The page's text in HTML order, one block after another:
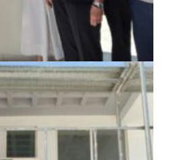
Κουβαρά φέρει
Πρίφτης»